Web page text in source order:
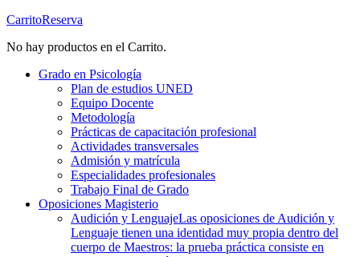
CarritoReserva
No hay productos en el Carrito.
Grado en Psicología
Plan de estudios UNED
Equipo Docente
Metodología
Prácticas de capacitación profesional
Actividades transversales
Admisión y matrícula
Especialidades profesionales
Trabajo Final de Grado
Oposiciones Magisterio
Audición y LenguajeLas oposiciones de Audición y
Lenguaje tienen una identidad muy propia dentro del
cuerpo de Maestros: la prueba práctica consiste en